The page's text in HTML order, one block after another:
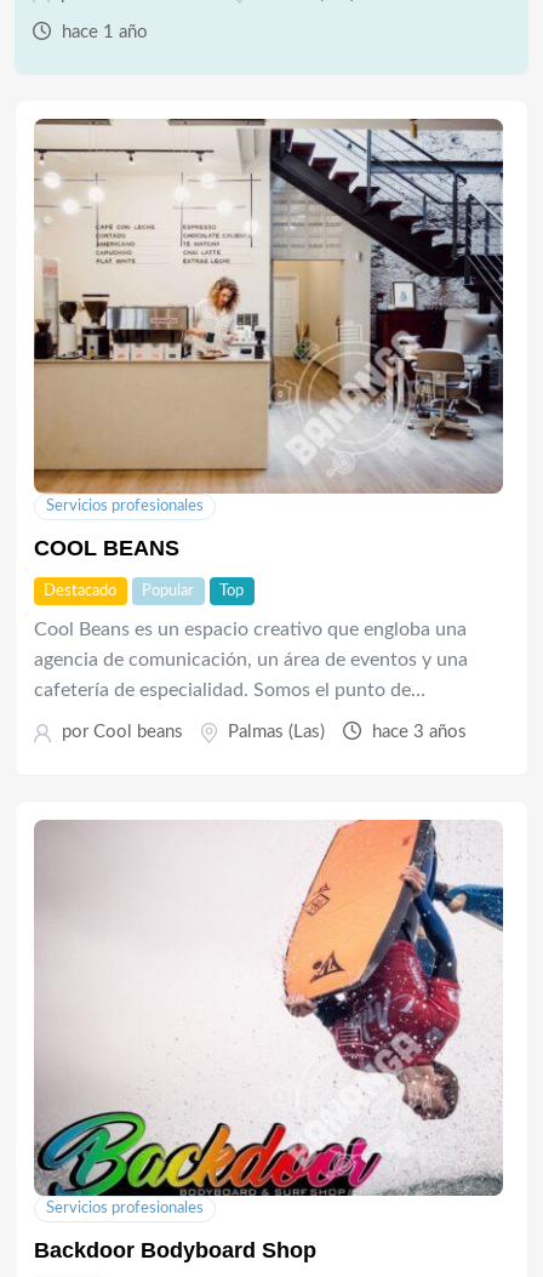
hace 1 año
Servicios profesionales
COOL BEANS
Destacado Popular Top
Cool Beans es un espacio creativo que engloba una
agencia de comunicación, un área de eventos y una
cafetería de especialidad. Somos el punto de…
por Cool beans Palmas (Las) hace 3 años
Servicios profesionales
Backdoor Bodyboard Shop